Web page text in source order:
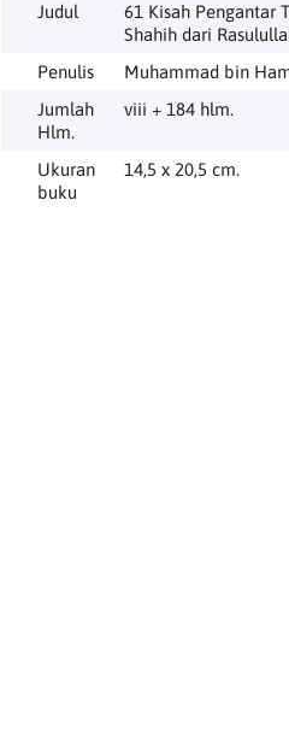
Judul
61 Kisah Pengantar
Shahih dari
Penulis
Muhammad bin
Jumlah
Hlm.
viii + 184 hlm.
Ukuran
buku
14,5 x 20,5 cm.